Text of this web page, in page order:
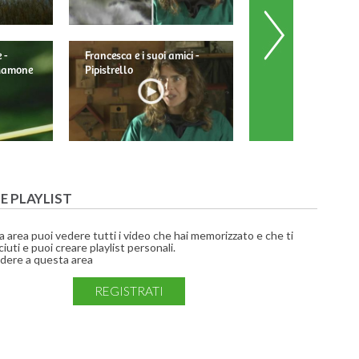
-
Francesca e i suoi amici -
Pipistrello
Francesca e i suoi
PLAYLIST
area puoi vedere tutti i video che hai memorizzato e che ti
e puoi creare playlist personali.
a questa area
REGISTRATI